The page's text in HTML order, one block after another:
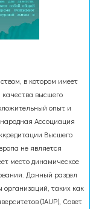
в котором имеет
высшего
опыт и
Ассоциация
Высшего
не является
место динамическое
Данный раздел
таких как
(IAUP), Совет